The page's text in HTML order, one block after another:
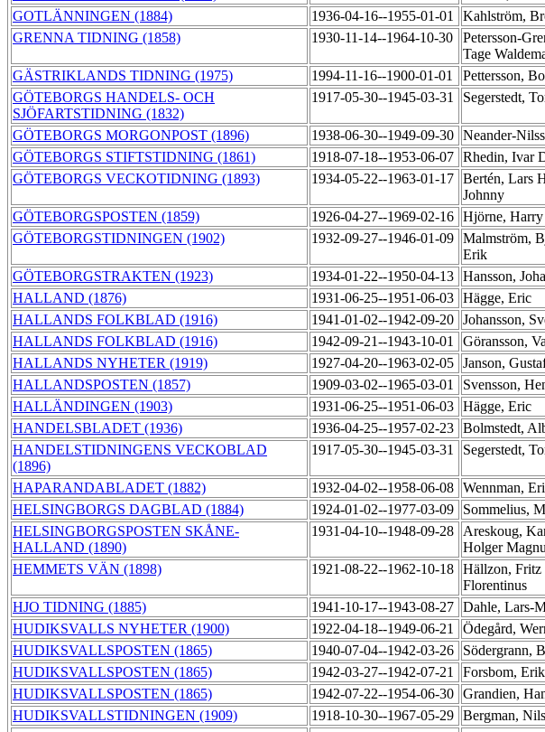
GOTLÄNNINGEN (1884) 1936-04-16--1955-01-01 Kahlström,
GRENNA TIDNING (1858) 1930-11-14--1964-10-30
Petersson-
Tage
GÄSTRIKLANDS TIDNING (1975) 1994-11-16--1900-01-01 Pettersson,
GÖTEBORGS HANDELS- OCH
SJÖFARTSTIDNING (1832)
1917-05-30--1945-03-31 Segerstedt,
GÖTEBORGS MORGONPOST (1896) 1938-06-30--1949-09-30 Neander-
GÖTEBORGS STIFTSTIDNING (1861) 1918-07-18--1953-06-07 Rhedin, Ivar
GÖTEBORGS VECKOTIDNING (1893) 1934-05-22--1963-01-17 Bertén, Lars
Johnny
GÖTEBORGSPOSTEN (1859) 1926-04-27--1969-02-16 Hjörne,
GÖTEBORGSTIDNINGEN (1902) 1932-09-27--1946-01-09 Malmström,
Erik
GÖTEBORGSTRAKTEN (1923) 1934-01-22--1950-04-13 Hansson,
HALLAND (1876) 1931-06-25--1951-06-03 Hägge, Eric
HALLANDS FOLKBLAD (1916) 1941-01-02--1942-09-20 Johansson,
HALLANDS FOLKBLAD (1916) 1942-09-21--1943-10-01 Göransson,
HALLANDS NYHETER (1919) 1927-04-20--1963-02-05 Janson,
HALLANDSPOSTEN (1857) 1909-03-02--1965-03-01 Svensson,
HALLÄNDINGEN (1903) 1931-06-25--1951-06-03 Hägge, Eric
HANDELSBLADET (1936) 1936-04-25--1957-02-23 Bolmstedt,
HANDELSTIDNINGENS VECKOBLAD
(1896)
1917-05-30--1945-03-31 Segerstedt,
HAPARANDABLADET (1882) 1932-04-02--1958-06-08 Wennman,
HELSINGBORGS DAGBLAD (1884) 1924-01-02--1977-03-09 Sommelius,
HELSINGBORGSPOSTEN SKÅNE-
HALLAND (1890)
1931-04-10--1948-09-28
Areskoug,
Holger
HEMMETS VÄN (1898) 1921-08-22--1962-10-18 Hällzon, Fritz
Florentinus
HJO TIDNING (1885) 1941-10-17--1943-08-27 Dahle, Lars-
HUDIKSVALLS NYHETER (1900) 1922-04-18--1949-06-21 Ödegård,
HUDIKSVALLSPOSTEN (1865) 1940-07-04--1942-03-26 Södergrann,
HUDIKSVALLSPOSTEN (1865) 1942-03-27--1942-07-21 Forsbom,
HUDIKSVALLSPOSTEN (1865) 1942-07-22--1954-06-30 Grandien,
HUDIKSVALLSTIDNINGEN (1909) 1918-10-30--1967-05-29 Bergman,